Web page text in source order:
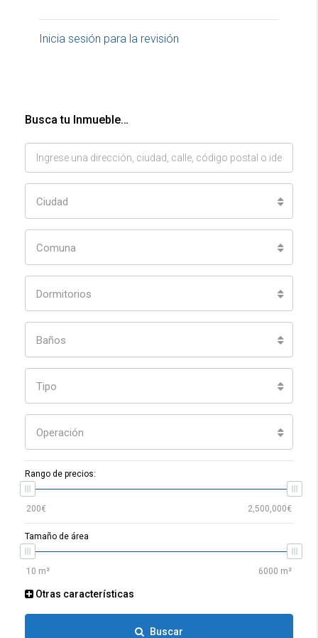
Inicia sesión para la revisión
Busca tu Inmueble…
Ciudad
Comuna
Dormitorios
Baños
Tipo
Operación
Rango de precios:
Tamaño de área
Otras características
Buscar